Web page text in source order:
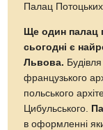
Палац
Ще один палац
сьогодні є
Львова.
французького
польського
Цибульського.
в оформленні